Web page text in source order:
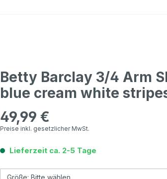
Betty Barclay 3/4 Arm
blue cream white
Regulärer Preis:
49,99 €
Preise inkl. gesetzlicher MwSt.
Lieferzeit ca. 2-5 Tage